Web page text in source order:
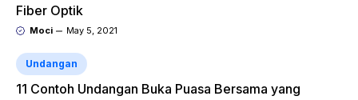
Fiber Optik
Moci May 5, 2021
Undangan
11 Contoh Undangan Buka Puasa Bersama yang